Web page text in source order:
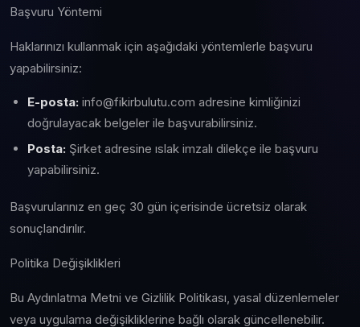
Başvuru Yöntemi
Haklarınızı kullanmak için aşağıdaki yöntemlerle başvuru
yapabilirsiniz:
E-posta: info@fikirbulutu.com adresine kimliğinizi
doğrulayacak belgeler ile başvurabilirsiniz.
Posta: Şirket adresine ıslak imzalı dilekçe ile başvuru
yapabilirsiniz.
Başvurularınız en geç 30 gün içerisinde ücretsiz olarak
sonuçlandırılır.
Politika Değişiklikleri
Bu Aydınlatma Metni ve Gizlilik Politikası, yasal düzenlemeler
veya uygulama değişikliklerine bağlı olarak güncellenebilir.